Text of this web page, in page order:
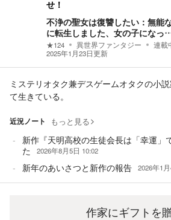
せ！
不浄の聖女は復讐したい：無能
に転生しました、女の子になっ
★124 異世界ファンタジー 連載
2025年1月23日更新
ミステリオタク兼デスゲームオタクの小
て生きている。
近況ノート もっと見る
新作『天明高校の生徒会長は「幸運」
た
2026年8月5日 10:02
新年のあいさつと新作の報告 2026年1
作家にギフトを